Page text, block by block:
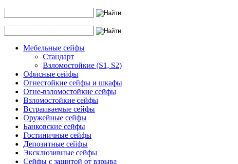
Мебельные сейфы
Стандарт
Взломостойкие (S1, S2)
Офисные сейфы
Огнестойкие сейфы и шкафы
Огне-взломостойкие сейфы
Взломостойкие сейфы
Встраиваемые сейфы
Оружейные сейфы
Банковские сейфы
Гостиничные сейфы
Депозитные сейфы
Эксклюзивные сейфы
Сейфы с защитой от взрыва